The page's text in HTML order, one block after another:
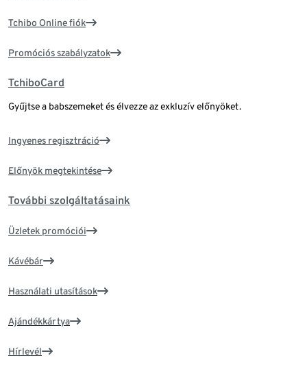
Tchibo Online fiók
Promóciós szabályzatok
TchiboCard
Gyűjtse a babszemeket és élvezze az exkluzív előnyöket.
Ingyenes regisztráció
Előnyök megtekintése
További szolgáltatásaink
Üzletek promóciói
Kávébár
Használati utasítások
Ajándékkártya
Hírlevél